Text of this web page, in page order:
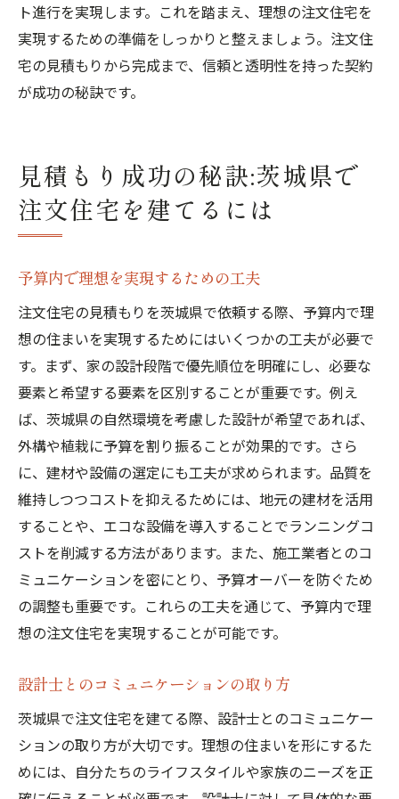
ト進行を実現します。これを踏まえ、理想の注文住宅を
実現するための準備をしっかりと整えましょう。注文住
宅の見積もりから完成まで、信頼と透明性を持った契約
が成功の秘訣です。
見積もり成功の秘訣:茨城県で
注文住宅を建てるには
予算内で理想を実現するための工夫
注文住宅の見積もりを茨城県で依頼する際、予算内で理
想の住まいを実現するためにはいくつかの工夫が必要で
す。まず、家の設計段階で優先順位を明確にし、必要な
要素と希望する要素を区別することが重要です。例え
ば、茨城県の自然環境を考慮した設計が希望であれば、
外構や植栽に予算を割り振ることが効果的です。さら
に、建材や設備の選定にも工夫が求められます。品質を
維持しつつコストを抑えるためには、地元の建材を活用
することや、エコな設備を導入することでランニングコ
ストを削減する方法があります。また、施工業者とのコ
ミュニケーションを密にとり、予算オーバーを防ぐため
の調整も重要です。これらの工夫を通じて、予算内で理
想の注文住宅を実現することが可能です。
設計士とのコミュニケーションの取り方
茨城県で注文住宅を建てる際、設計士とのコミュニケー
ションの取り方が大切です。理想の住まいを形にするた
めには、自分たちのライフスタイルや家族のニーズを正